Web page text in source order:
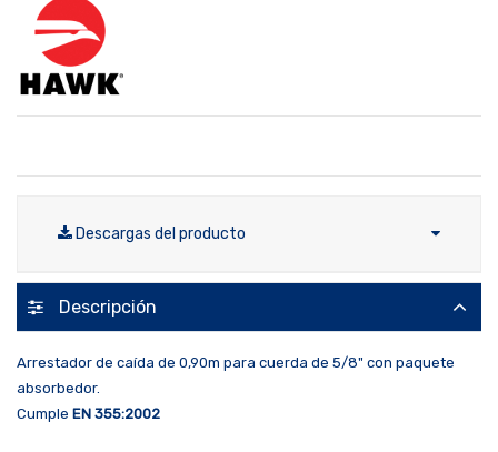
Descargas del producto
Descripción
Arrestador de caída de 0,90m para cuerda de 5/8" con paquete
absorbedor.
Cumple EN 355:2002